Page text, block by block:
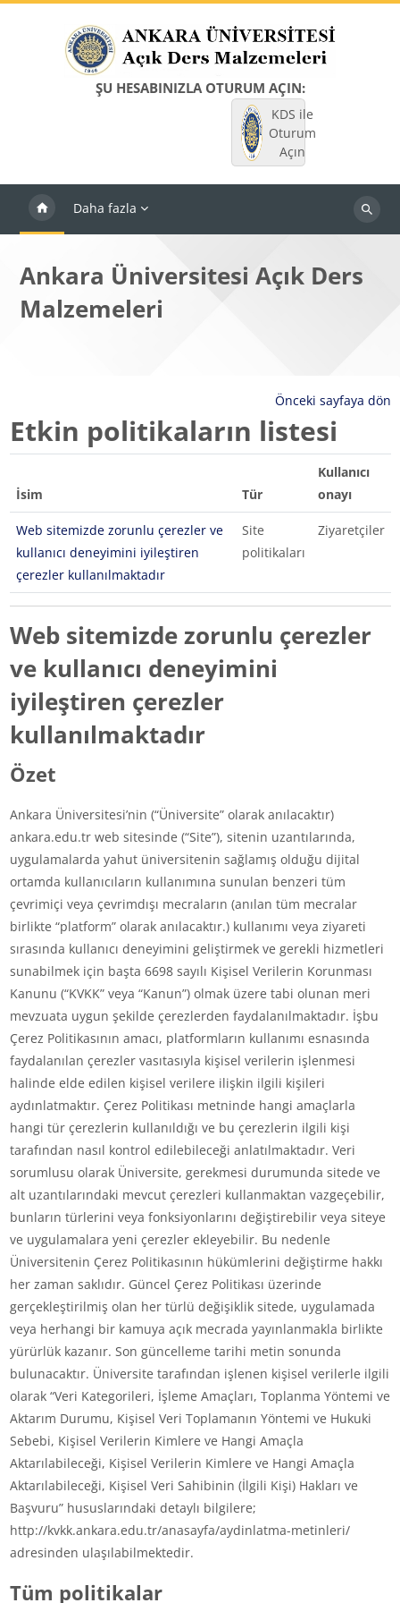
ŞU HESABINIZLA OTURUM AÇIN:
KDS ile
Oturum
Açın
Daha fazla
Dersleri
Ankara Üniversitesi Açık Ders
Malzemeleri
Önceki sayfaya dön
Etkin politikaların listesi
İsim Tür
Kullanıcı
onayı
Web sitemizde zorunlu çerezler ve
kullanıcı deneyimini iyileştiren
çerezler kullanılmaktadır
Site
politikaları
Ziyaretçiler
Web sitemizde zorunlu çerezler
ve kullanıcı deneyimini
iyileştiren çerezler
kullanılmaktadır
Özet
Ankara Üniversitesi’nin (“Üniversite” olarak anılacaktır)
ankara.edu.tr web sitesinde (“Site”), sitenin uzantılarında,
uygulamalarda yahut üniversitenin sağlamış olduğu dijital
ortamda kullanıcıların kullanımına sunulan benzeri tüm
çevrimiçi veya çevrimdışı mecraların (anılan tüm mecralar
birlikte “platform” olarak anılacaktır.) kullanımı veya ziyareti
sırasında kullanıcı deneyimini geliştirmek ve gerekli hizmetleri
sunabilmek için başta 6698 sayılı Kişisel Verilerin Korunması
Kanunu (“KVKK” veya “Kanun”) olmak üzere tabi olunan meri
mevzuata uygun şekilde çerezlerden faydalanılmaktadır. İşbu
Çerez Politikasının amacı, platformların kullanımı esnasında
faydalanılan çerezler vasıtasıyla kişisel verilerin işlenmesi
halinde elde edilen kişisel verilere ilişkin ilgili kişileri
aydınlatmaktır. Çerez Politikası metninde hangi amaçlarla
hangi tür çerezlerin kullanıldığı ve bu çerezlerin ilgili kişi
tarafından nasıl kontrol edilebileceği anlatılmaktadır. Veri
sorumlusu olarak Üniversite, gerekmesi durumunda sitede ve
alt uzantılarındaki mevcut çerezleri kullanmaktan vazgeçebilir,
bunların türlerini veya fonksiyonlarını değiştirebilir veya siteye
ve uygulamalara yeni çerezler ekleyebilir. Bu nedenle
Üniversitenin Çerez Politikasının hükümlerini değiştirme hakkı
her zaman saklıdır. Güncel Çerez Politikası üzerinde
gerçekleştirilmiş olan her türlü değişiklik sitede, uygulamada
veya herhangi bir kamuya açık mecrada yayınlanmakla birlikte
yürürlük kazanır. Son güncelleme tarihi metin sonunda
bulunacaktır. Üniversite tarafından işlenen kişisel verilerle ilgili
olarak “Veri Kategorileri, İşleme Amaçları, Toplanma Yöntemi ve
Aktarım Durumu, Kişisel Veri Toplamanın Yöntemi ve Hukuki
Sebebi, Kişisel Verilerin Kimlere ve Hangi Amaçla
Aktarılabileceği, Kişisel Verilerin Kimlere ve Hangi Amaçla
Aktarılabileceği, Kişisel Veri Sahibinin (İlgili Kişi) Hakları ve
Başvuru” hususlarındaki detaylı bilgilere;
http://kvkk.ankara.edu.tr/anasayfa/aydinlatma-metinleri/
adresinden ulaşılabilmektedir.
Tüm politikalar